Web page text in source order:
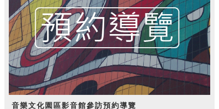
音樂文化園區影音館參訪預約導覽